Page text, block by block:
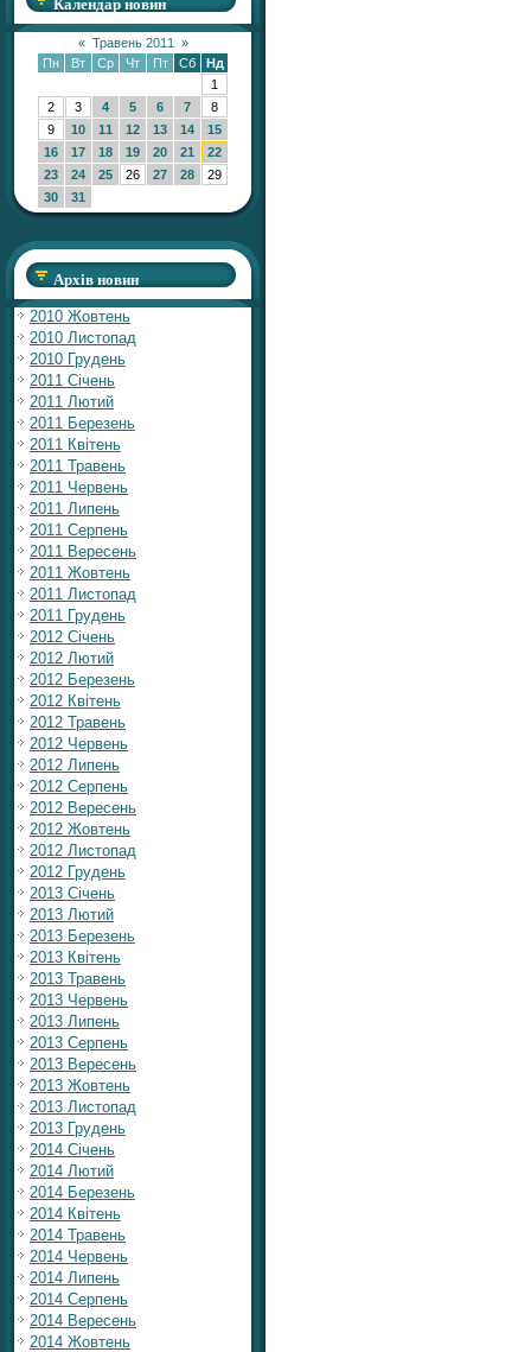
« Травень 2011
»
Пн
Вт Ср Чт Пт Сб
Нд
1
2
3 4 5 6 7
8
9
10 11 12 13 14
15
16
17 18 19 20 21
22
23
24 25 26 27 28
29
30
31
Архів новин
2010 Жовтень
2010 Листопад
2010 Грудень
2011 Січень
2011 Лютий
2011 Березень
2011 Квітень
2011 Травень
2011 Червень
2011 Липень
2011 Серпень
2011 Вересень
2011 Жовтень
2011 Листопад
2011 Грудень
2012 Січень
2012 Лютий
2012 Березень
2012 Квітень
2012 Травень
2012 Червень
2012 Липень
2012 Серпень
2012 Вересень
2012 Жовтень
2012 Листопад
2012 Грудень
2013 Січень
2013 Лютий
2013 Березень
2013 Квітень
2013 Травень
2013 Червень
2013 Липень
2013 Серпень
2013 Вересень
2013 Жовтень
2013 Листопад
2013 Грудень
2014 Січень
2014 Лютий
2014 Березень
2014 Квітень
2014 Травень
2014 Червень
2014 Липень
2014 Серпень
2014 Вересень
2014 Жовтень